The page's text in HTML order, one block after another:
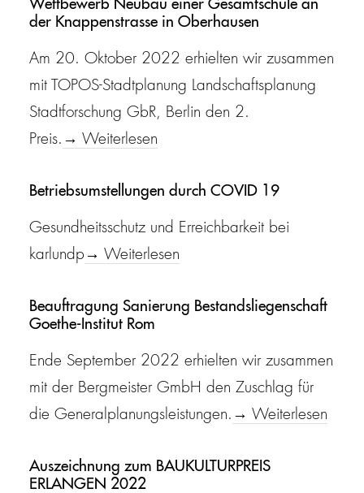
Wettbewerb Neubau einer Gesamtschule an
der Knappenstrasse in Oberhausen
Am 20. Oktober 2022 erhielten wir zusammen
mit TOPOS-Stadtplanung Landschaftsplanung
Stadtforschung GbR, Berlin den 2.
Preis. → Weiterlesen
Betriebsumstellungen durch COVID 19
Gesundheitsschutz und Erreichbarkeit bei
karlundp → Weiterlesen
Beauftragung Sanierung Bestandsliegenschaft
Goethe-Institut Rom
Ende September 2022 erhielten wir zusammen
mit der Bergmeister GmbH den Zuschlag für
die Generalplanungsleistungen. → Weiterlesen
Auszeichnung zum BAUKULTURPREIS
ERLANGEN 2022